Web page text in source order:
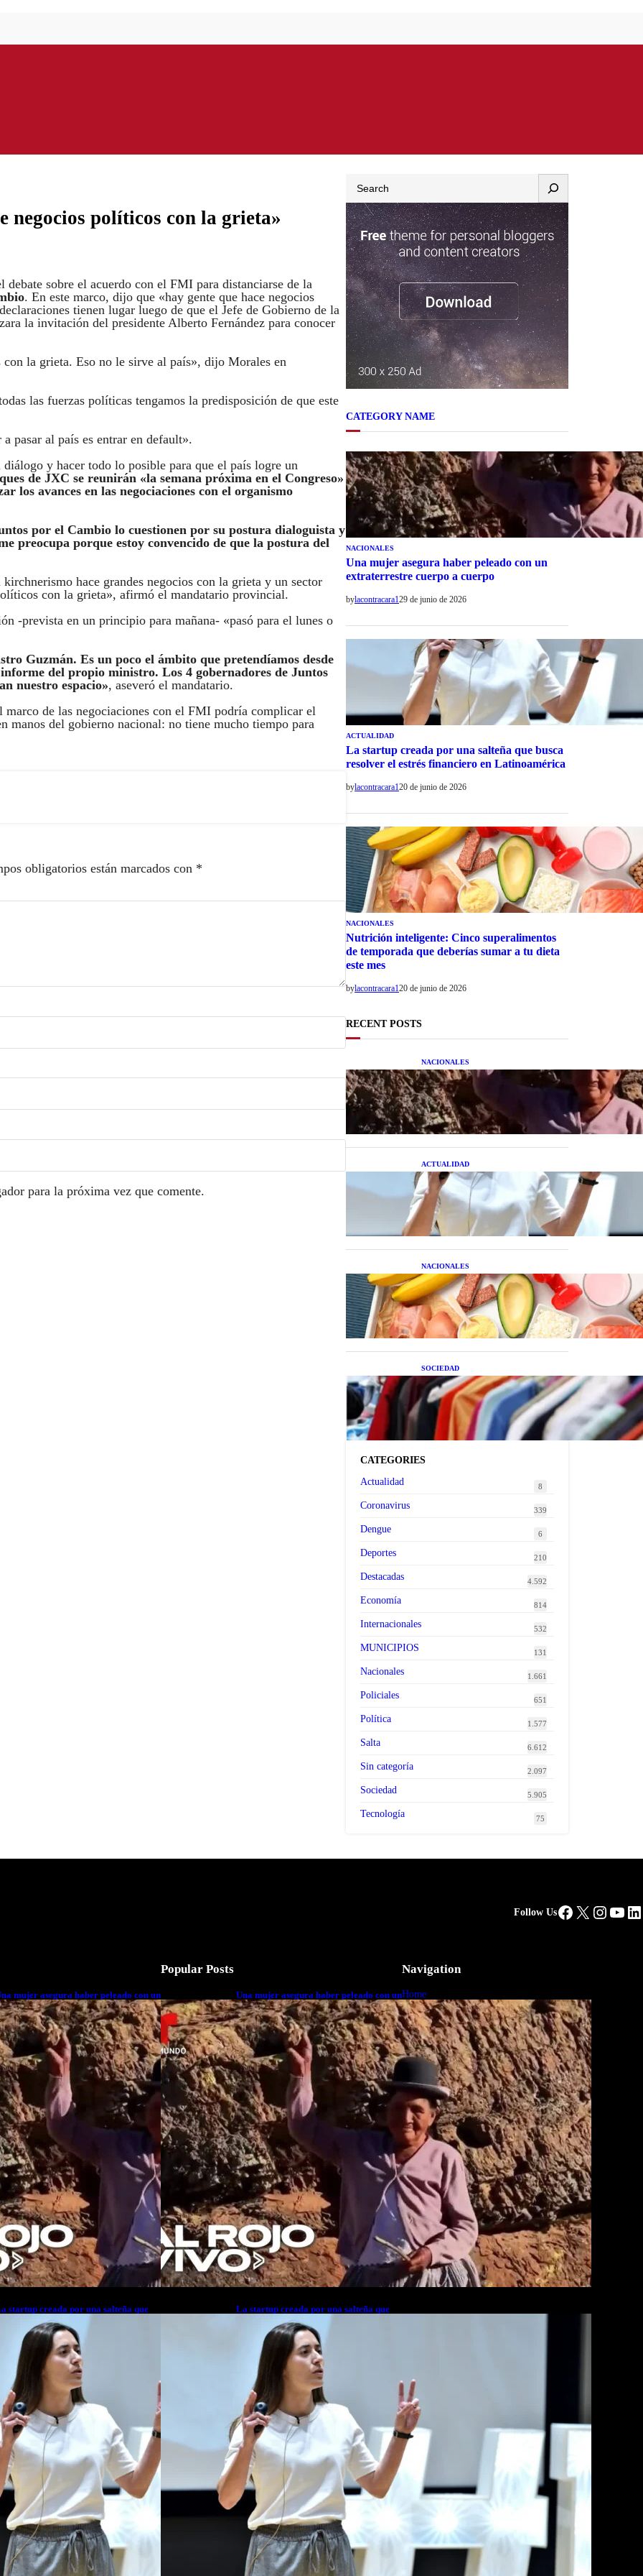
negocios políticos con la grieta»
sobre el acuerdo con el FMI para distanciarse de la
. En este marco, dijo que «hay gente que hace negocios
tienen lugar luego de que el Jefe de Gobierno de la
la invitación del presidente Alberto Fernández para conocer
la grieta. Eso no le sirve al país», dijo Morales en
las fuerzas políticas tengamos la predisposición de que este
pasar al país es entrar en default».
y hacer todo lo posible para que el país logre un
de JXC se reunirán «la semana próxima en el Congreso»
avances en las negociaciones con el organismo
por el Cambio lo cuestionen por su postura dialoguista y
preocupa porque estoy convencido de que la postura del
hace grandes negocios con la grieta y un sector
con la grieta», afirmó el mandatario provincial.
-prevista en un principio para mañana- «pasó para el lunes o
Guzmán. Es un poco el ámbito que pretendíamos desde
del propio ministro. Los 4 gobernadores de Juntos
nuestro espacio», aseveró el mandatario.
de las negociaciones con el FMI podría complicar el
manos del gobierno nacional: no tiene mucho tiempo para
obligatorios están marcados con *
para la próxima vez que comente.
CATEGORY NAME
NACIONALES
Una mujer asegura haber peleado con un
extraterrestre cuerpo a cuerpo
bylacontracara129 de junio de 2026
ACTUALIDAD
La startup creada por una salteña que busca
resolver el estrés financiero en Latinoamérica
bylacontracara120 de junio de 2026
NACIONALES
Nutrición inteligente: Cinco superalimentos
de temporada que deberías sumar a tu dieta
este mes
bylacontracara120 de junio de 2026
RECENT POSTS
NACIONALES
Una mujer asegura haber
peleado con un extraterrestre
cuerpo a cuerpo
ACTUALIDAD
La startup creada por una
salteña que busca resolver el
estrés financiero en
Latinoamérica
NACIONALES
Nutrición inteligente: Cinco
superalimentos de temporada
que deberías sumar a tu dieta
este mes
SOCIEDAD
Las grandes marcas globales
se suman a la tendencia de la
ropa de segunda mano
premium
CATEGORIES
Actualidad
8
Coronavirus 339
Dengue 6
Deportes 210
Destacadas 4.592
Economía 814
Internacionales 532
MUNICIPIOS 131
Nacionales 1.661
Policiales 651
Política 1.577
Salta 6.612
Sin categoría 2.097
Sociedad 5.905
Tecnología 75
Follow UsFacebook
X
mujer asegura haber peleado con un
cuerpo a cuerpo
startup creada por una salteña que
resolver el estrés financiero en
Popular Posts
Una mujer asegura haber peleado con un
extraterrestre cuerpo a cuerpo
La startup creada por una salteña que
busca resolver el estrés financiero en
Latinoamérica
Navigation
Home
Business
Lifestyle
Magazine
Photography
Travel
Technology